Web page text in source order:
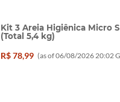
Kit 3 Areia Higiênica Micro
(Total 5,4 kg)
R$ 78,99 (as of 06/08/2026 20:02